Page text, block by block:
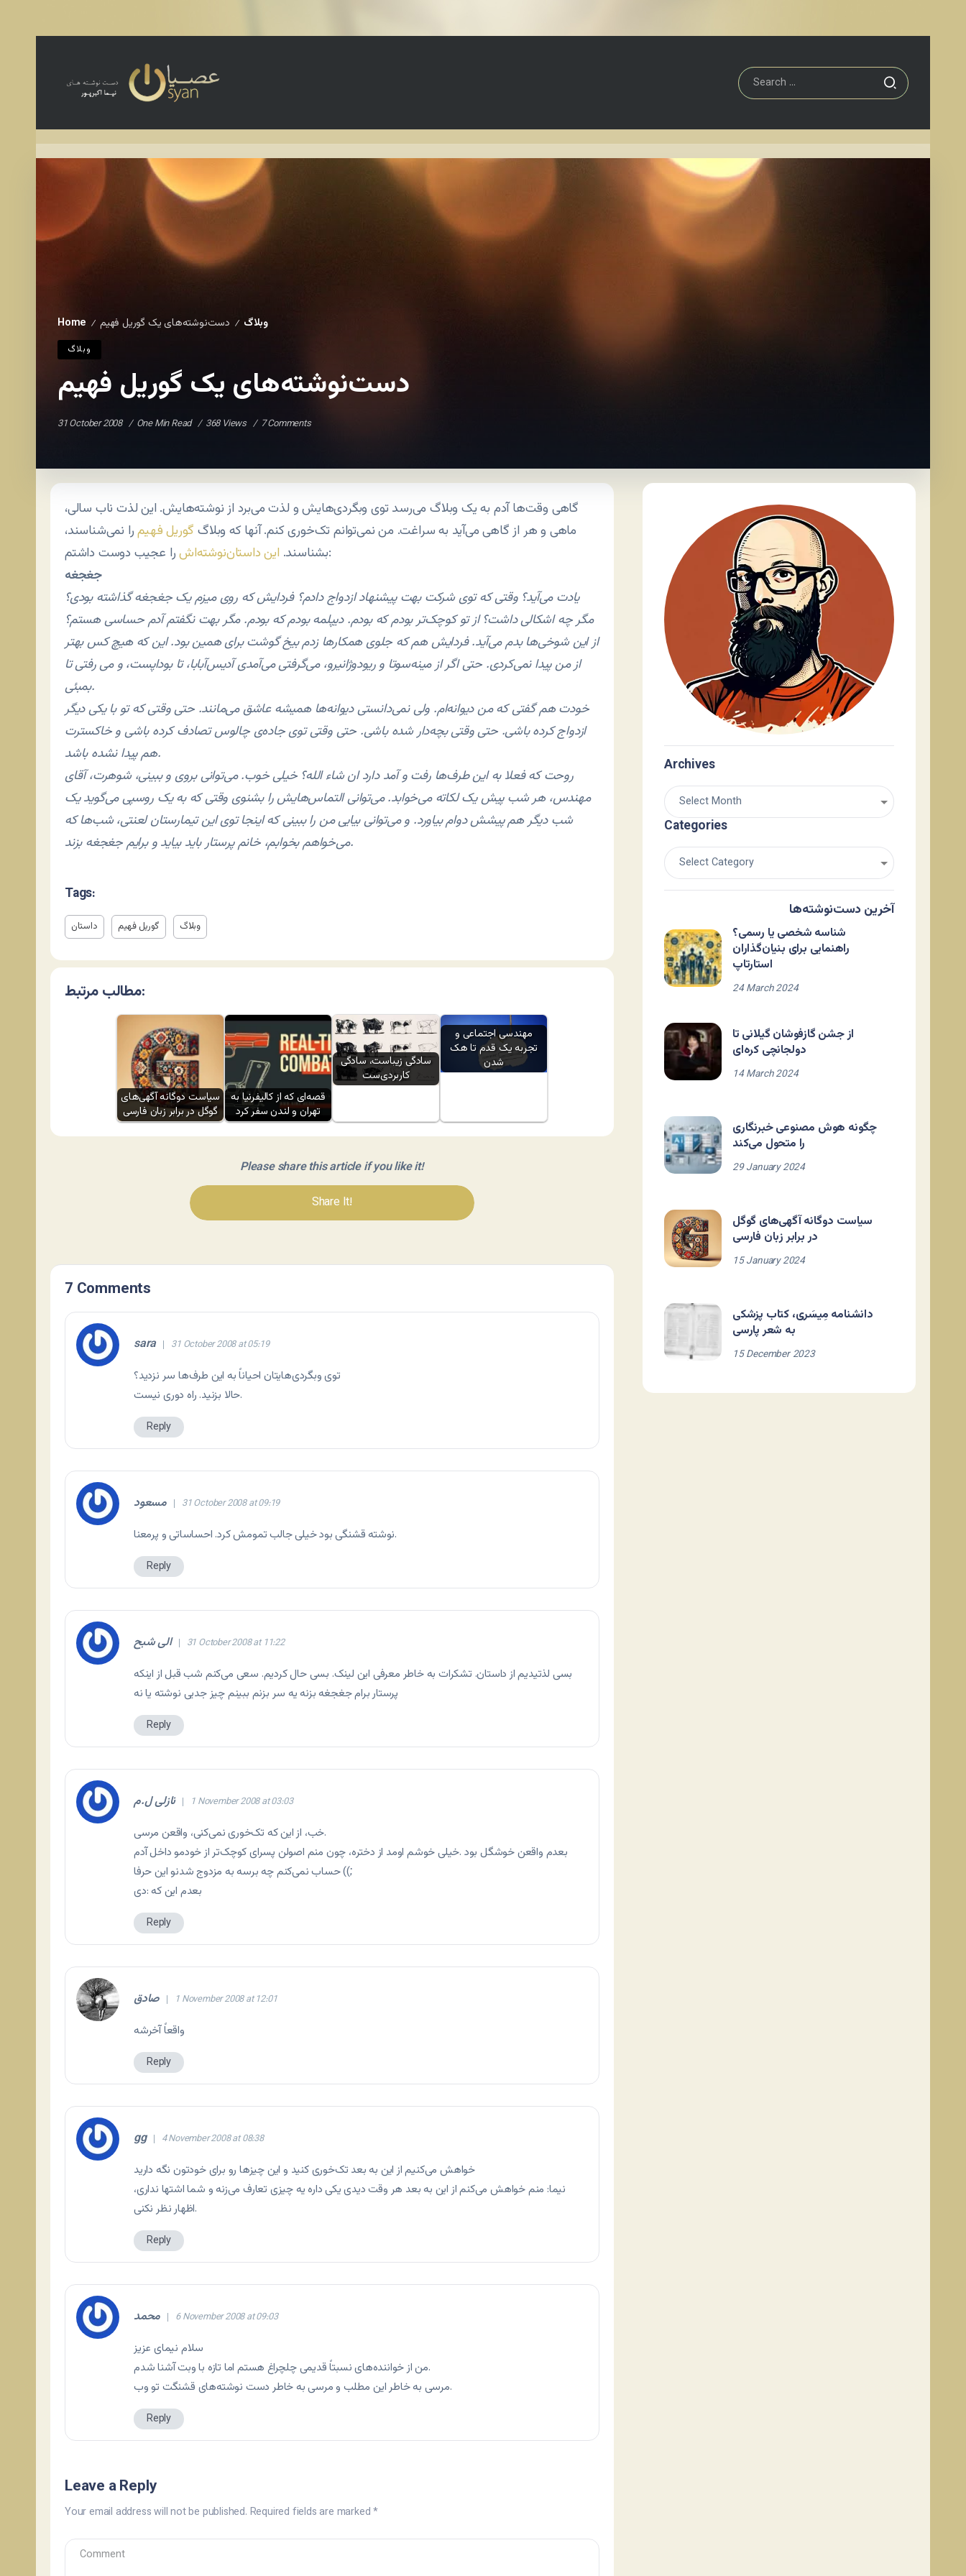
Home / وبلاگ / دست‌نوشته‌های یک گوریل فهیم
وبلاگ
دست‌نوشته‌های یک گوریل فهیم
31 October 2008 One Min Read 368 Views 7 Comments
گاهی وقت‌ها آدم به یک وبلاگ می‌رسد توی وبگردی‌هایش و لذت می‌برد از نوشته‌هایش. این لذت ناب سالی،
ماهی و هر از گاهی می‌آید به سراغت. من نمی‌توانم تک‌خوری کنم. آنها که وبلاگ گوریل فهیمرا نمی‌شناسند،
بشناسند. این داستان‌نوشته‌اش
را عجیب دوست داشتم:
جغجغه
یادت می‌آید؟ وقتی که توی شرکت بهت پیشنهاد ازدواج دادم؟ فردایش که روی میزم یک جغجغه گذاشته بودی؟
مگر چه اشکالی داشت؟ از تو کوچک‌تر بودم که بودم. دیپلمه بودم که بودم. مگر بهت نگفتم آدم حساسی هستم؟
از این شوخی‌ها بدم می‌آید. فردایش هم که جلوی همکارها زدم بیخ گوشت برای همین بود. این که هیچ کس بهتر
از من پیدا نمی‌کردی. حتی اگر از مینه‌سوتا و ریودوژانیرو، می‌گرفتی می‌آمدی آدیس‌آبابا، تا بوداپست، و می رفتی تا
بمبئی.
خودت هم گفتی که من دیوانه‌ام. ولی نمی‌دانستی دیوانه‌ها همیشه عاشق می‌مانند. حتی وقتی که تو با یکی دیگر
ازدواج کرده باشی. حتی وقتی بچه‌دار شده باشی. حتی وقتی توی جاده‌ی چالوس تصادف کرده باشی و خاکسترت
هم پیدا نشده باشد.
روحت که فعلا به این طرف‌ها رفت و آمد دارد ان‌ شاء الله؟ خیلی خوب. می‌توانی بروی و ببینی، شوهرت، آقای
مهندس، هر شب پیش یک لکاته می‌خوابد. می‌توانی التماس‌هایش را بشنوی وقتی که به یک روسپی می‌گوید یک
شب دیگر هم پیشش دوام بیاورد. و می‌توانی بیایی من را ببینی که اینجا توی این تیمارستان لعنتی، شب‌ها که
می‌خواهم بخوابم، خانم پرستار باید بیاید و برایم جغجغه بزند.
Tags:
داستان گوریل فهیم وبلاگ
مطالب مرتبط:
سیاست دوگانه آگهی‌های
گوگل در برابر زبان فارسی
قصه‌ای که از کالیفرنیا به
تهران و لندن سفر کرد
سادگی زیباست، سادگی
کاربردی‌ست
مهندسی اجتماعی و
تجربه یک قدم تا هک
شدن
Please share this article if you like it!
Share It!
7 Comments
sara 31 October 2008 at 05:19
توی وبگردی‌هایتان احیاناً به این طرف‌ها سر نزدید؟
حالا بزنید. راه دوری نیست.
Reply
مسعود 31 October 2008 at 09:19
نوشته قشنگی بود خیلی جالب تمومش کرد. احساساتی و پرمعنا.
Reply
الی شبح 31 October 2008 at 11:22
بسی لذتیدیم از داستان. تشکرات به خاطر معرفی این لینک. بسی حال کردیم. سعی می‌کنم شب قبل از اینکه
پرستار برام جغجغه بزنه یه سر بزنم ببینم چیز جدیی نوشته یا نه
Reply
نازلی ل.م 1 November 2008 at 03:03
خب، از این که تک‌خوری نمی‌کنی، واقعن مرسی.
بعدم واقعن خوشگل بود .خیلی خوشم اومد از دختره، چون منم اصولن پسرای کوچک‌تر از خودمو داخل آدم
حساب نمی‌کنم چه برسه به مزدوج شدنو این حرفا ((;
بعدم این که :دی
Reply
صادق 1 November 2008 at 12:01
واقعاً آخرشه
Reply
gg 4 November 2008 at 08:38
خواهش می‌کنیم از این به بعد تک‌خوری کنید و این چیزها رو برای خودتون نگه دارید
نیما: منم خواهش می‌کنم از این به بعد هر وقت دیدی یکی داره یه چیزی تعارف می‌زنه و شما اشتها نداری،
اظهار نظر نکنی.
Reply
محمد 6 November 2008 at 09:03
سلام نیمای عزیز
من از خواننده‌های نسبتاً قدیمی چلچراغ هستم اما تازه با وبت آشنا شدم.
مرسی به خاطر این مطلب و مرسی به خاطر دست نوشته‌های قشنگت تو وب.
Reply
Leave a Reply
Your email address will not be published. Required fields are marked*
Archives
Categories
آخرین دست‌نوشته‌ها
شناسه شخصی یا رسمی؟
راهنمایی برای بنیان‌گذاران
استارتاپ
24 March 2024
از جشن گازفوشان گیلانی تا
دولجانچی کره‌ای
14 March 2024
چگونه هوش مصنوعی خبرنگاری
را متحول می‌کند
29 January 2024
سیاست دوگانه آگهی‌های گوگل
در برابر زبان فارسی
15 January 2024
دانشنامه مِیسَری، کتاب پزشکی
به شعر پارسی
15 December 2023